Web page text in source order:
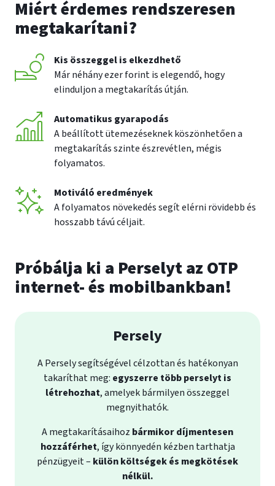
Miért érdemes rendszeresen
megtakarítani?
Kis összeggel is elkezdhető
Már néhány ezer forint is elegendő, hogy
elinduljon a megtakarítás útján.
Automatikus gyarapodás
A beállított ütemezéseknek köszönhetően a
megtakarítás szinte észrevétlen, mégis
folyamatos.
Motiváló eredmények
A folyamatos növekedés segít elérni rövidebb és
hosszabb távú céljait.
Próbálja ki a Perselyt az OTP
internet- és mobilbankban!
Persely
A Persely segítségével célzottan és hatékonyan
takaríthat meg: egyszerre több perselyt is
létrehozhat, amelyek bármilyen összeggel
megnyithatók.
A megtakarításaihoz bármikor díjmentesen
hozzáférhet, így könnyedén kézben tarthatja
pénzügyeit – külön költségek és megkötések
nélkül.